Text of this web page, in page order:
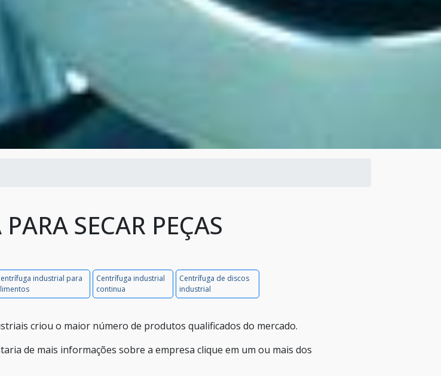
SECAR PEÇAS
industrial para
Centrífuga industrial
continua
Centrífuga de discos
industrial
criou o maior número de produtos qualificados do mercado.
de mais informações sobre a empresa clique em um ou mais dos